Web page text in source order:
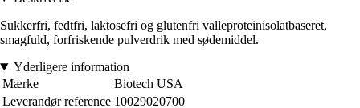
Sukkerfri, fedtfri, laktosefri og glutenfri valleproteinisolatbaseret,
smagfuld, forfriskende pulverdrik med sødemiddel.
Yderligere information
Mærke
Biotech USA
Leverandør reference 10029020700